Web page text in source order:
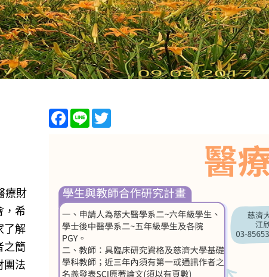
療財
，希
了解
之簡
團法
Facebook
Line